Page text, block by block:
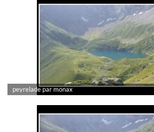
peyrelade par monax